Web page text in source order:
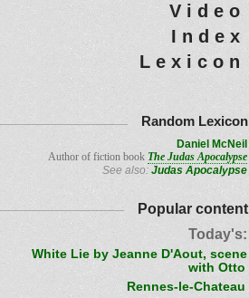
Video
Index
Lexicon
Random Lexicon
Daniel McNeil
Author of fiction book The Judas Apocalypse
See also: Judas Apocalypse
Popular content
Today's:
White Lie by Jeanne D'Aout, scene
with Otto
Rennes-le-Chateau